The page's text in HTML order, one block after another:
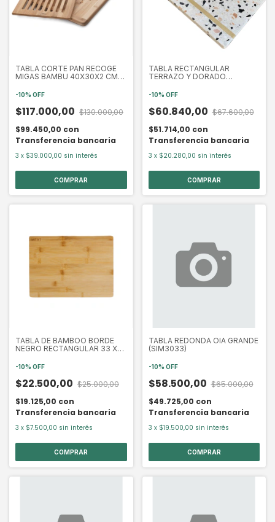
TABLA CORTE PAN RECOGE
MIGAS BAMBU 40X30X2 CM
-10% OFF
$117.000,00 $130.000,00
$99.450,00 con
Transferencia bancaria
3 x $39.000,00 sin interés
TABLA RECTANGULAR
TERRAZO Y DORADO
-10% OFF
$60.840,00 $67.600,00
$51.714,00 con
Transferencia bancaria
3 x $20.280,00 sin interés
TABLA DE BAMBOO BORDE
NEGRO RECTANGULAR 33 X
-10% OFF
$22.500,00 $25.000,00
$19.125,00 con
Transferencia bancaria
3 x $7.500,00 sin interés
TABLA REDONDA OIA GRANDE
(SIM3033)
-10% OFF
$58.500,00 $65.000,00
$49.725,00 con
Transferencia bancaria
3 x $19.500,00 sin interés